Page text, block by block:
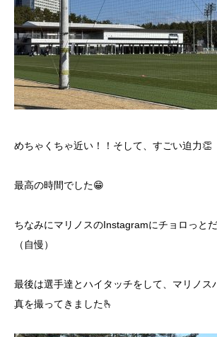
めちゃくちゃ近い！！そして、すごい迫力👏
最高の時間でした😁
ちなみにマリノスのInstagramにチョロっと
（自慢）
最後は選手達とハイタッチをして、マリノ
真を撮ってきました🫰